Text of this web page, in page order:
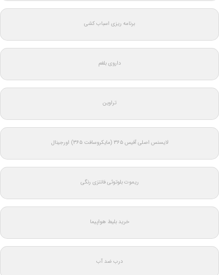
برنامه ریزی اسباب کشی
داروی بلغم
تراوین
لایسنس اصلی آفیس ۳۶۵ (مایکروسافت ۳۶۵) اورجینال
ریموت بلوتوثی فانتزی رنگی
خرید بلیط هواپیما
درب ضد آب